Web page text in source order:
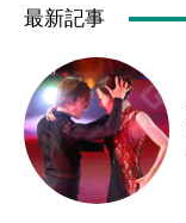
最新記事